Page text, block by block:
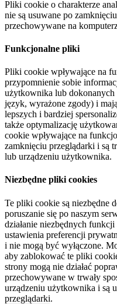
Pliki cookie o charakterze
nie są usuwane po
przechowywane na
Funkcjonalne pliki
Pliki cookie wpływające na
przypomnienie sobie
użytkownika lub
język, wyrażone zgody) i
lepszych i bardziej
także optymalizację
cookie wpływające na
zamknięciu przeglądarki i są
lub urządzeniu użytkownika.
Niezbędne pliki cookies
Te pliki cookie są niezbędne
poruszanie się po naszym
działanie niezbędnych
ustawienia preferencji
i nie mogą być wyłączone.
aby zablokować te pliki
strony mogą nie działać
przechowywane w trwały
urządzeniu użytkownika i są
przeglądarki.